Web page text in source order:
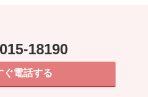
18190
ぐ電話する